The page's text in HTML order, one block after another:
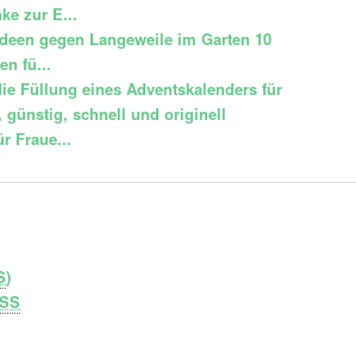
zur E...
10
fü...
Fraue...
)